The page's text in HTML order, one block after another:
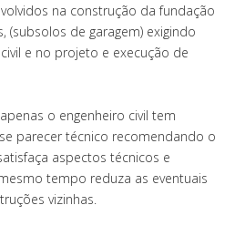
na construção da fundação
(subsolos de garagem) exigindo
e no projeto e execução de
o engenheiro civil tem
parecer técnico recomendando o
aspectos técnicos e
tempo reduza as eventuais
vizinhas.